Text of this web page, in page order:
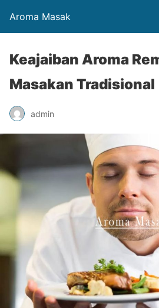
Aroma Masak
Keajaiban Aroma
Masakan Tradisional
admin